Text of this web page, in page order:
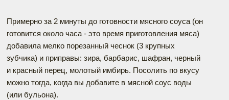
Примерно за 2 минуты до готовности мясного соуса (он
готовится около часа - это время приготовления мяса)
добавила мелко порезанный чеснок (3 крупных
зубчика) и приправы: зира, барбарис, шафран, черный
и красный перец, молотый имбирь. Посолить по вкусу
можно тогда, когда вы добавите в мясной соус воды
(или бульона).